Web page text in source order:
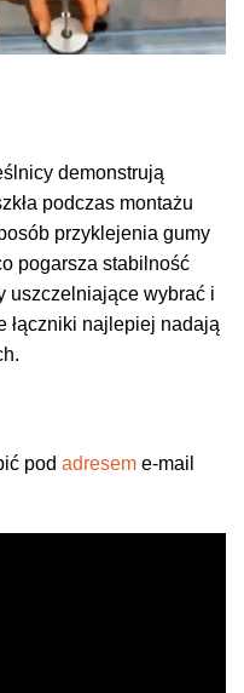
demonstrują
podczas montażu
przyklejenia gumy
pogarsza stabilność
uszczelniające wybrać i
łączniki najlepiej nadają
pod adresem e-mail